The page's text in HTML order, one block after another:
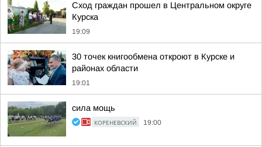
Сход граждан прошел в Центральном округе
Курска
19:09
30 точек книгообмена откроют в Курске и
районах области
19:01
сила мощь
КОРЕНЕВСКИЙ 19:00